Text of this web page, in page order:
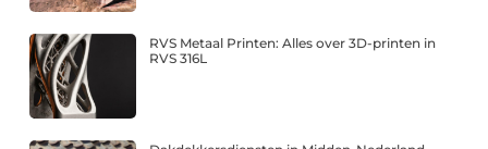
RVS Metaal Printen: Alles over 3D-printen in
RVS 316L